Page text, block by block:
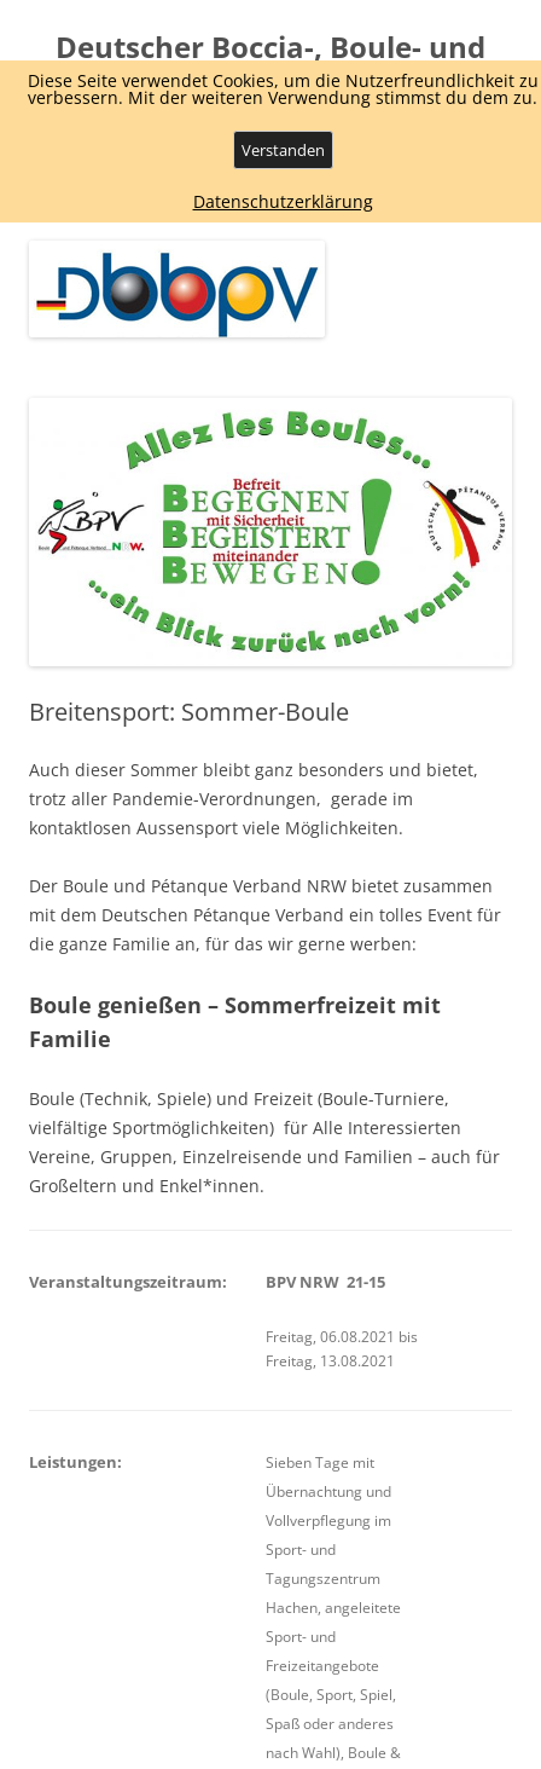
Deutscher Boccia-, Boule- und
Pétanque Verband e.V.
Dachverband Boule und Boccia
Menü Inhalt
springen
Breitensport: Sommer-Boule
Auch dieser Sommer bleibt ganz besonders und bietet,
trotz aller Pandemie-Verordnungen, gerade im
kontaktlosen Aussensport viele Möglichkeiten.
Der Boule und Pétanque Verband NRW bietet zusammen
mit dem Deutschen Pétanque Verband ein tolles Event für
die ganze Familie an, für das wir gerne werben:
Boule genießen – Sommerfreizeit mit
Familie
Boule (Technik, Spiele) und Freizeit (Boule-Turniere,
vielfältige Sportmöglichkeiten) für Alle Interessierten
Vereine, Gruppen, Einzelreisende und Familien – auch für
Großeltern und Enkel*innen.
Veranstaltungszeitraum: BPV NRW 21-15
Freitag, 06.08.2021 bis
Freitag, 13.08.2021
Leistungen:
Sieben Tage mit
Übernachtung und
Vollverpflegung im
Sport- und
Tagungszentrum
Hachen, angeleitete
Sport- und
Freizeitangebote
(Boule, Sport, Spiel,
Spaß oder anderes
nach Wahl), Boule &
Diese Seite verwendet Cookies, um die Nutzerfreundlichkeit zu
verbessern. Mit der weiteren Verwendung stimmst du dem zu.
Verstanden
Datenschutzerklärung